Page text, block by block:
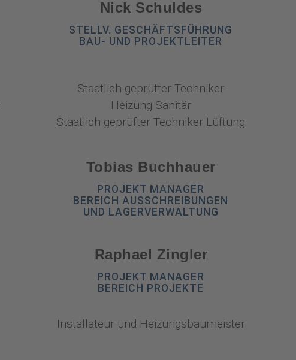
Nick Schuldes
STELLV. GESCHÄFTSFÜHRUNG
BAU- UND PROJEKTLEITER
Staatlich geprüfter Techniker
Heizung Sanitär
Staatlich geprüfter Techniker Lüftung
Tobias Buchhauer
PROJEKT MANAGER
BEREICH AUSSCHREIBUNGEN
UND LAGERVERWALTUNG
Raphael Zingler
PROJEKT MANAGER
BEREICH PROJEKTE
Installateur und Heizungsbaumeister